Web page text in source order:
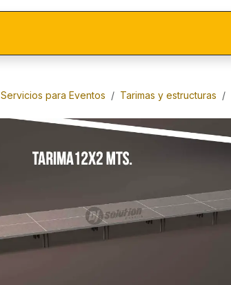
Servicios para Eventos Tarimas y estructuras